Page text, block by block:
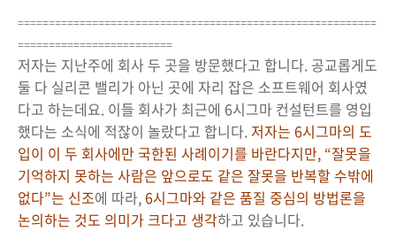
==========================================================
=========================
저자는 지난주에 회사 두 곳을 방문했다고 합니다. 공교롭게도
둘 다 실리콘 밸리가 아닌 곳에 자리 잡은 소프트웨어 회사였
다고 하는데요. 이들 회사가 최근에 6시그마 컨설턴트를 영입
했다는 소식에 적잖이 놀랐다고 합니다. 저자는 6시그마의 도
입이 이 두 회사에만 국한된 사례이기를 바란다지만, “잘못을
기억하지 못하는 사람은 앞으로도 같은 잘못을 반복할 수밖에
없다”는 신조에 따라, 6시그마와 같은 품질 중심의 방법론을
논의하는 것도 의미가 크다고 생각하고 있습니다.